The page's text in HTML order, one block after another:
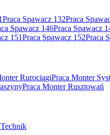
Praca Spawacz 132Praca
Spawacz 146Praca Spawacz
151Praca Spawacz 152Praca
RurociągiPraca Monter
Praca Monter Rusztowań